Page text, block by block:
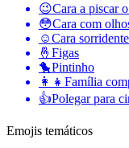
😉Cara a piscar
😳Cara com
☺️Cara sorridente
🤞 Figas
🐤Pintinho
👩‍👧 Família
👍Polegar para
Emojis temáticos